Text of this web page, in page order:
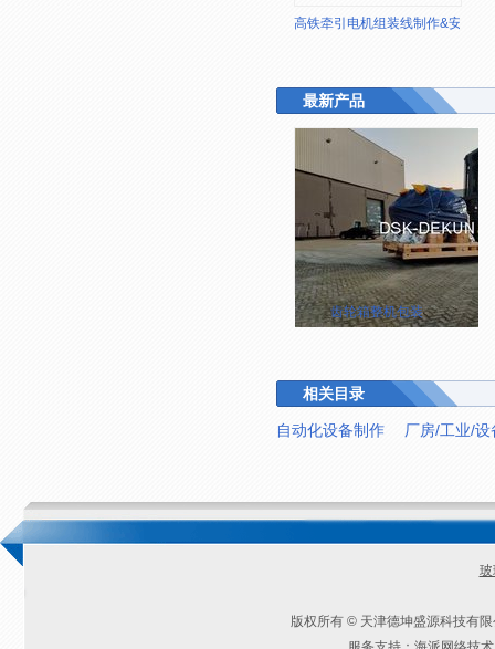
高铁牵引电机组装线制作&安装&
最新产品
齿轮箱整机包装
相关目录
自动化设备制作 厂房/工业/
版权所有 © 天津德坤盛源科技有